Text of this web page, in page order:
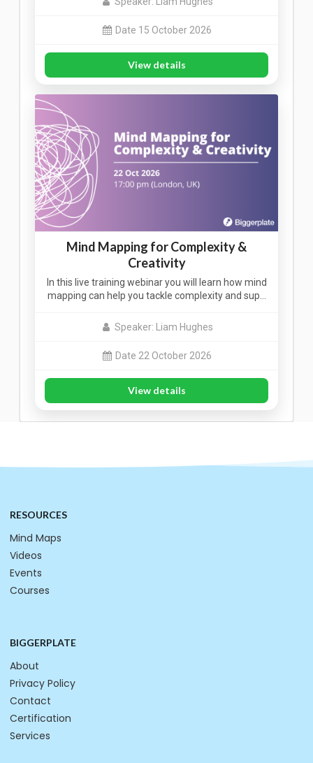
Date 15 October 2026
View details
Mind Mapping for Complexity &
Creativity
In this live training webinar you will learn how mind
mapping can help you tackle complexity and sup…
Speaker: Liam Hughes
Date 22 October 2026
View details
RESOURCES
Mind Maps
Videos
Events
Courses
BIGGERPLATE
About
Privacy Policy
Contact
Certification
Services